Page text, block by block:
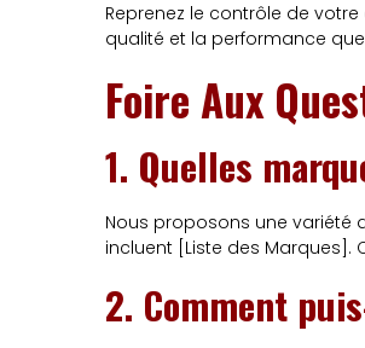
Reprenez le contrôle de
qualité et la performance
Foire Aux
1. Quelles
Nous proposons une variété
incluent [Liste des
2. Comment